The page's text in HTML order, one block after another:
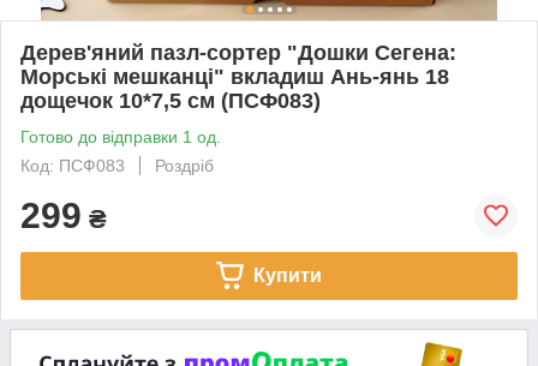
Дерев'яний пазл-сортер "Дошки Сегена:
Морські мешканці" вкладиш Ань-янь 18
дощечок 10*7,5 см (ПСФ083)
Готово до відправки 1 од.
Код: ПСФ083
Роздріб
299 ₴
Купити